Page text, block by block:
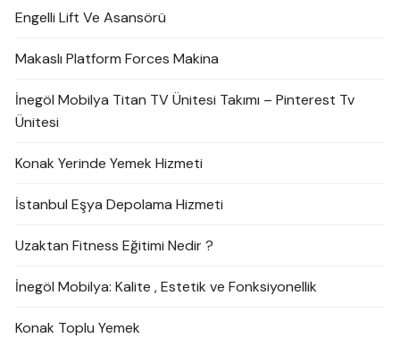
Engelli Lift Ve Asansörü
Makaslı Platform Forces Makina
İnegöl Mobilya Titan TV Ünitesi Takımı – Pinterest Tv
Ünitesi
Konak Yerinde Yemek Hizmeti
İstanbul Eşya Depolama Hizmeti
Uzaktan Fitness Eğitimi Nedir ?
İnegöl Mobilya: Kalite , Estetik ve Fonksiyonellik
Konak Toplu Yemek